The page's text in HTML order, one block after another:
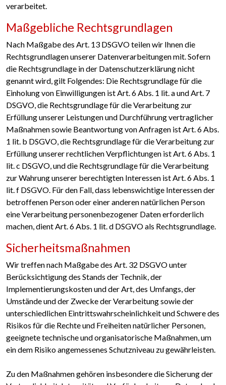
verarbeitet.
Maßgebliche Rechtsgrundlagen
Nach Maßgabe des Art. 13 DSGVO teilen wir Ihnen die
Rechtsgrundlagen unserer Datenverarbeitungen mit. Sofern
die Rechtsgrundlage in der Datenschutzerklärung nicht
genannt wird, gilt Folgendes: Die Rechtsgrundlage für die
Einholung von Einwilligungen ist Art. 6 Abs. 1 lit. a und Art. 7
DSGVO, die Rechtsgrundlage für die Verarbeitung zur
Erfüllung unserer Leistungen und Durchführung vertraglicher
Maßnahmen sowie Beantwortung von Anfragen ist Art. 6 Abs.
1 lit. b DSGVO, die Rechtsgrundlage für die Verarbeitung zur
Erfüllung unserer rechtlichen Verpflichtungen ist Art. 6 Abs. 1
lit. c DSGVO, und die Rechtsgrundlage für die Verarbeitung
zur Wahrung unserer berechtigten Interessen ist Art. 6 Abs. 1
lit. f DSGVO. Für den Fall, dass lebenswichtige Interessen der
betroffenen Person oder einer anderen natürlichen Person
eine Verarbeitung personenbezogener Daten erforderlich
machen, dient Art. 6 Abs. 1 lit. d DSGVO als Rechtsgrundlage.
Sicherheitsmaßnahmen
Wir treffen nach Maßgabe des Art. 32 DSGVO unter
Berücksichtigung des Stands der Technik, der
Implementierungskosten und der Art, des Umfangs, der
Umstände und der Zwecke der Verarbeitung sowie der
unterschiedlichen Eintrittswahrscheinlichkeit und Schwere des
Risikos für die Rechte und Freiheiten natürlicher Personen,
geeignete technische und organisatorische Maßnahmen, um
ein dem Risiko angemessenes Schutzniveau zu gewährleisten.
Zu den Maßnahmen gehören insbesondere die Sicherung der